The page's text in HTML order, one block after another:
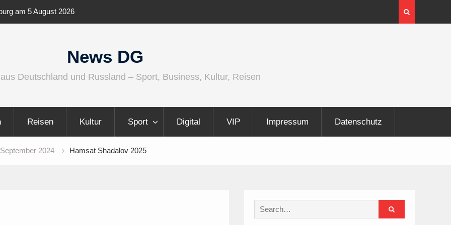
am 5 August 2026
vielfältiger
News DG
Deutschland und Russland – Sport, Business, Kultur, Reisen
Reisen Kultur Sport Digital VIP Impressum Datenschutz
2024 Hamsat Shadalov 2025
Search
for: